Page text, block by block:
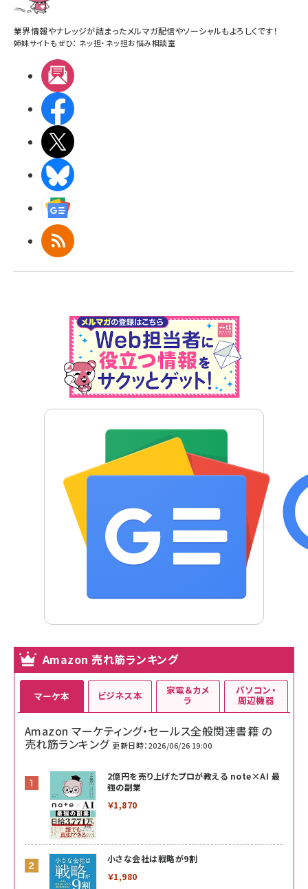
業界情報やナレッジが詰まったメルマガ配信やソーシャルもよろしくです！
姉妹サイトもぜひ： ネッ担・ ネッ担お悩み相談室
RSS
Amazon 売れ筋ランキング
マーケ本
Amazon マーケティング・セールス全般関連書籍 の
売れ筋ランキング 更新日時：2026/06/26 19:00
2億円を売り上げたプロが教える note×AI 最
強の副業
￥1,870
小さな会社は戦略が9割
￥1,980
ビジネス本 家電＆カメ
ラ
パソコン・
周辺機器